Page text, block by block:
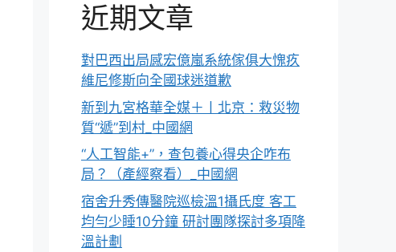
近期文章
對巴西出局感宏億嵐系統傢俱大愧疚
維尼修斯向全國球迷道歉
新到九宮格華全媒＋丨北京：救災物
質“遞”到村_中國網
“人工智能+”，查包養心得央企咋布
局？（產經察看）_中國網
宿舍升秀傳醫院巡檢溫1攝氏度 客工
均勻少睡10分鐘 研討團隊探討多項降
溫計劃